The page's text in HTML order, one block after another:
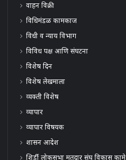
वाहन विक्री
विधिमंडळ कामकाज
विधी व न्याय विभाग
विविध पक्ष आणि संघटना
विशेष दिन
विशेष लेखमाला
व्यक्ती विशेष
व्यापार
व्यापार विषयक
शासन आदेश
शिर्डी लोकसभा मतदार संघ विकास कामे